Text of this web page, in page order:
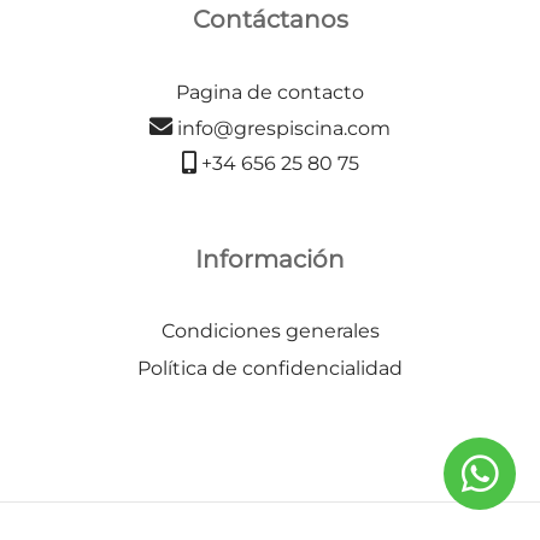
Contáctanos
Pagina de contacto
info@grespiscina.com
+34 656 25 80 75
Información
Condiciones generales
Política de confidencialidad